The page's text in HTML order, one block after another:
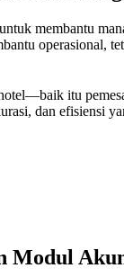
membantu
operasional,
itu
dan efisiensi
Modul